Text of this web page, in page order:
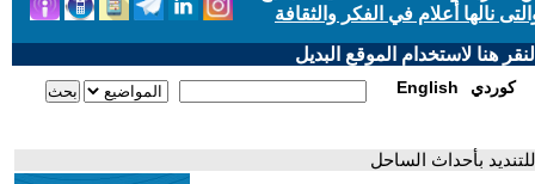
نالها أعلام في الفكر والثقافة
هنا لاستخدام الموقع البديل
English كوردي
بأحداث الساحل